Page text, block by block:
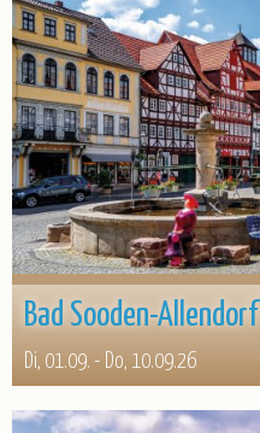
Bad Sooden-Allendorf
Di, 01.09. - Do, 10.09.26